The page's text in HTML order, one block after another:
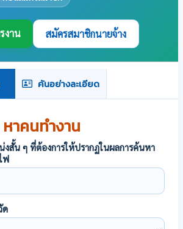
งาน สมัครสมาชิกนายจ้าง
ค้นอย่างละเอียด
าคนทำงาน
สั้น ๆ ที่ต้องการให้ปรากฏในผลการค้นหา
ฟ
ด